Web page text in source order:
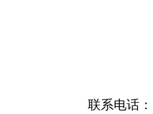
联系电话：